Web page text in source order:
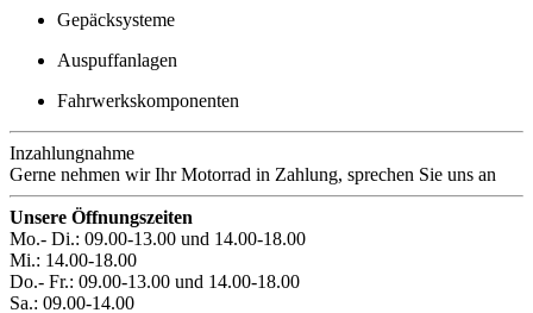
Gepäcksysteme
Auspuffanlagen
Fahrwerkskomponenten
Inzahlungnahme
Gerne nehmen wir Ihr Motorrad in Zahlung, sprechen Sie uns an
Unsere Öffnungszeiten
Mo.- Di.: 09.00-13.00 und 14.00-18.00
Mi.: 14.00-18.00
Do.- Fr.: 09.00-13.00 und 14.00-18.00
Sa.: 09.00-14.00